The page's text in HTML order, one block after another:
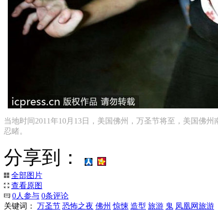
当地时间2011年10月13日，美国佛州，万圣节将至，美国佛
忍睹。
分享到：
全部图片
查看原图
0人参与 0条评论
关键词： 万圣节 恐怖之夜 佛州 惊悚 造型 旅游 鬼 凤凰网旅游